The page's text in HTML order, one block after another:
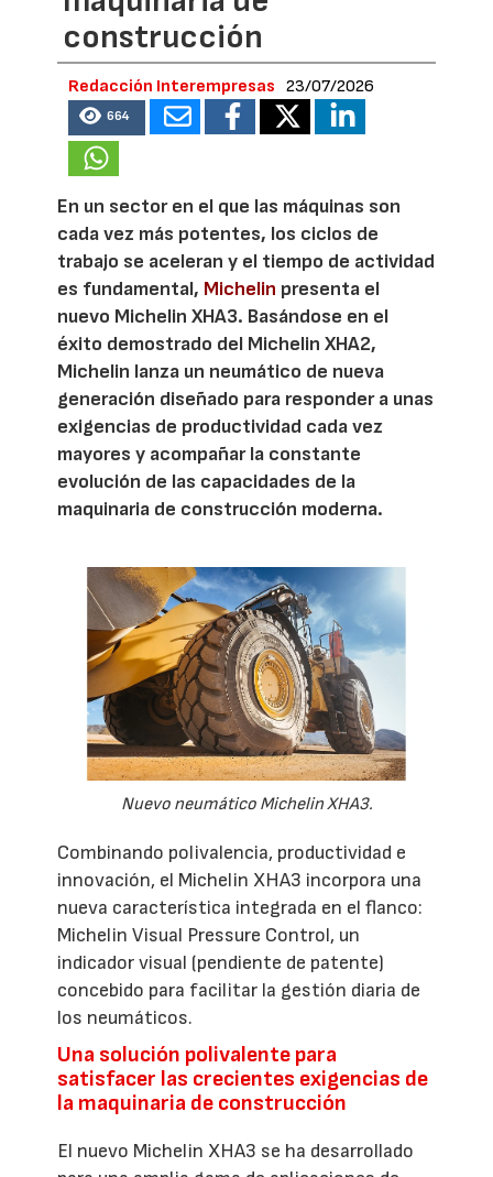
construcción
Redacción Interempresas 23/07/2026
664
En un sector en el que las máquinas son
cada vez más potentes, los ciclos de
trabajo se aceleran y el tiempo de actividad
es fundamental, Michelin presenta el
nuevo Michelin XHA3. Basándose en el
éxito demostrado del Michelin XHA2,
Michelin lanza un neumático de nueva
generación diseñado para responder a unas
exigencias de productividad cada vez
mayores y acompañar la constante
evolución de las capacidades de la
maquinaria de construcción moderna.
Nuevo neumático Michelin XHA3.
Combinando polivalencia, productividad e
innovación, el Michelin XHA3 incorpora una
nueva característica integrada en el flanco:
Michelin Visual Pressure Control, un
indicador visual (pendiente de patente)
concebido para facilitar la gestión diaria de
los neumáticos.
Una solución polivalente para
satisfacer las crecientes exigencias de
la maquinaria de construcción
El nuevo Michelin XHA3 se ha desarrollado